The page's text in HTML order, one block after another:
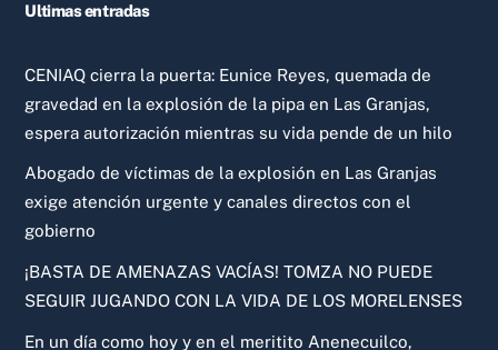
Ultimas entradas
CENIAQ cierra la puerta: Eunice Reyes, quemada de
gravedad en la explosión de la pipa en Las Granjas,
espera autorización mientras su vida pende de un hilo
Abogado de víctimas de la explosión en Las Granjas
exige atención urgente y canales directos con el
gobierno
¡BASTA DE AMENAZAS VACÍAS! TOMZA NO PUEDE
SEGUIR JUGANDO CON LA VIDA DE LOS MORELENSES
En un día como hoy y en el meritito Anenecuilco,